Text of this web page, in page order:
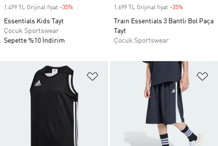
1.499 TL Orijinal fiyat -35%
Essentials Kids Tayt
Çocuk Sportswear
Sepette %10 İndirim
1.699 TL Orijinal fiyat -35%
Train Essentials 3 Bantlı Bol Paça
Tayt
Çocuk Sportswear
Favori Listesine Ekle